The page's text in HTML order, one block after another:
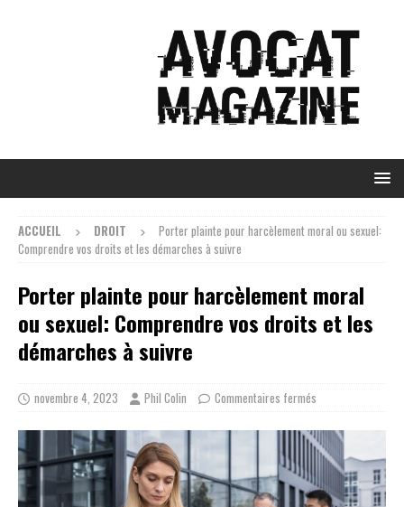
ACCUEIL DROIT
Porter plainte pour harcèlement moral ou sexuel:
Comprendre vos droits et les démarches à suivre
Porter plainte pour harcèlement moral
ou sexuel: Comprendre vos droits et les
démarches à suivre
novembre 4, 2023 Phil Colin Commentaires fermés